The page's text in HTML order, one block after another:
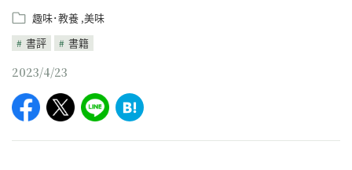
趣味･教養 美味
書評
書籍
2023/4/23